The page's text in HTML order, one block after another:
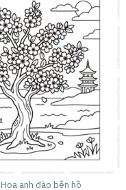
Hoa anh đào bên hồ